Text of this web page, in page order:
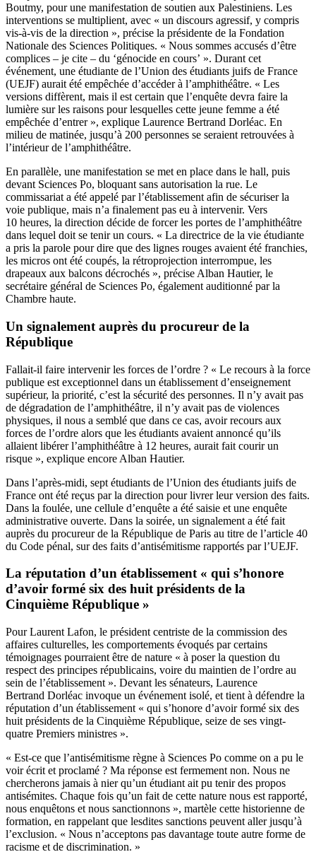
Boutmy, pour une manifestation de soutien aux Palestiniens. Les
interventions se multiplient, avec « un discours agressif, y compris
vis-à-vis de la direction », précise la présidente de la Fondation
Nationale des Sciences Politiques. « Nous sommes accusés d’être
complices – je cite – du ‘génocide en cours’ ». Durant cet
événement, une étudiante de l’Union des étudiants juifs de France
(UEJF) aurait été empêchée d’accéder à l’amphithéâtre. « Les
versions diffèrent, mais il est certain que l’enquête devra faire la
lumière sur les raisons pour lesquelles cette jeune femme a été
empêchée d’entrer », explique Laurence Bertrand Dorléac. En
milieu de matinée, jusqu’à 200 personnes se seraient retrouvées à
l’intérieur de l’amphithéâtre.
En parallèle, une manifestation se met en place dans le hall, puis
devant Sciences Po, bloquant sans autorisation la rue. Le
commissariat a été appelé par l’établissement afin de sécuriser la
voie publique, mais n’a finalement pas eu à intervenir. Vers
10 heures, la direction décide de forcer les portes de l’amphithéâtre
dans lequel doit se tenir un cours. « La directrice de la vie étudiante
a pris la parole pour dire que des lignes rouges avaient été franchies,
les micros ont été coupés, la rétroprojection interrompue, les
drapeaux aux balcons décrochés », précise Alban Hautier, le
secrétaire général de Sciences Po, également auditionné par la
Chambre haute.
Un signalement auprès du procureur de la
République
Fallait-il faire intervenir les forces de l’ordre ? « Le recours à la force
publique est exceptionnel dans un établissement d’enseignement
supérieur, la priorité, c’est la sécurité des personnes. Il n’y avait pas
de dégradation de l’amphithéâtre, il n’y avait pas de violences
physiques, il nous a semblé que dans ce cas, avoir recours aux
forces de l’ordre alors que les étudiants avaient annoncé qu’ils
allaient libérer l’amphithéâtre à 12 heures, aurait fait courir un
risque », explique encore Alban Hautier.
Dans l’après-midi, sept étudiants de l’Union des étudiants juifs de
France ont été reçus par la direction pour livrer leur version des faits.
Dans la foulée, une cellule d’enquête a été saisie et une enquête
administrative ouverte. Dans la soirée, un signalement a été fait
auprès du procureur de la République de Paris au titre de l’article 40
du Code pénal, sur des faits d’antisémitisme rapportés par l’UEJF.
La réputation d’un établissement « qui s’honore
d’avoir formé six des huit présidents de la
Cinquième République »
Pour Laurent Lafon, le président centriste de la commission des
affaires culturelles, les comportements évoqués par certains
témoignages pourraient être de nature « à poser la question du
respect des principes républicains, voire du maintien de l’ordre au
sein de l’établissement ». Devant les sénateurs, Laurence
Bertrand Dorléac invoque un événement isolé, et tient à défendre la
réputation d’un établissement « qui s’honore d’avoir formé six des
huit présidents de la Cinquième République, seize de ses vingt-
quatre Premiers ministres ».
« Est-ce que l’antisémitisme règne à Sciences Po comme on a pu le
voir écrit et proclamé ? Ma réponse est fermement non. Nous ne
chercherons jamais à nier qu’un étudiant ait pu tenir des propos
antisémites. Chaque fois qu’un fait de cette nature nous est rapporté,
nous enquêtons et nous sanctionnons », martèle cette historienne de
formation, en rappelant que lesdites sanctions peuvent aller jusqu’à
l’exclusion. « Nous n’acceptons pas davantage toute autre forme de
racisme et de discrimination. »